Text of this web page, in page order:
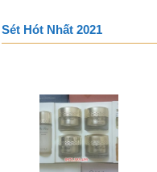
Sét Hót Nhất 2021